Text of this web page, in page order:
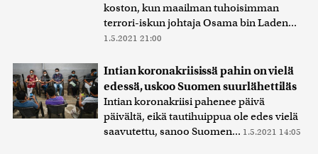
koston, kun maailman tuhoisimman
terrori-iskun johtaja Osama bin Laden...
1.5.2021 21:00
Intian koronakriisissä pahin on vielä
edessä, uskoo Suomen suurlähettiläs
Intian koronakriisi pahenee päivä
päivältä, eikä tautihuippua ole edes vielä
saavutettu, sanoo Suomen... 1.5.2021 14:05